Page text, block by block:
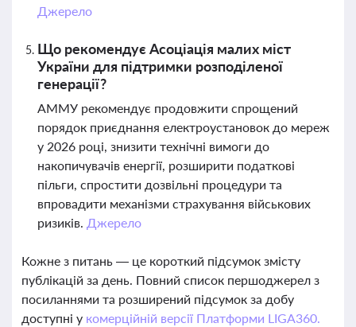
Джерело
Що рекомендує Асоціація малих міст
України для підтримки розподіленої
генерації?
АММУ рекомендує продовжити спрощений
порядок приєднання електроустановок до мереж
у 2026 році, знизити технічні вимоги до
накопичувачів енергії, розширити податкові
пільги, спростити дозвільні процедури та
впровадити механізми страхування військових
ризиків. Джерело
Кожне з питань — це короткий підсумок змісту
публікацій за день. Повний список першоджерел з
посиланнями та розширений підсумок за добу
доступні у комерційній версії Платформи LIGA360.